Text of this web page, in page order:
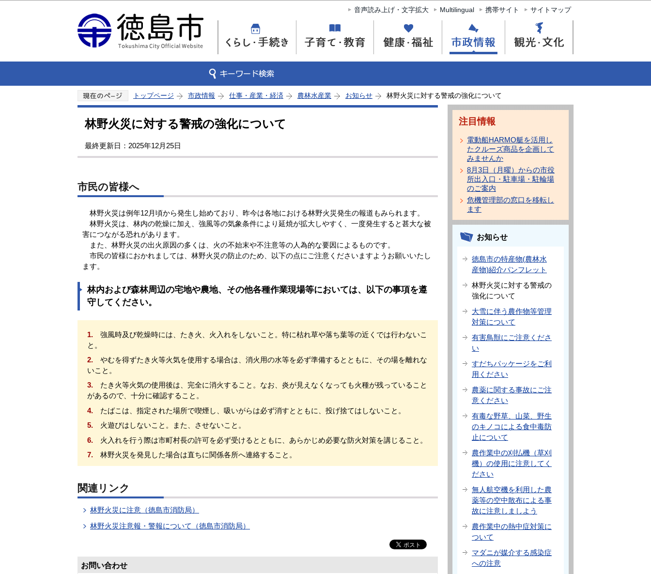
このページの本文へ移動
音声読み上げ・文字拡大 Multilingual 携帯サイト サイトマップ
トップページ 市政情報 仕事・産業・経済 農林水産業 お知らせ 林野火災に対する警戒の強化について
林野火災に対する警戒の強化について
最終更新日：2025年12月25日
市民の皆様へ
林野火災は例年12月頃から発生し始めており、昨今は各地における林野火災発生の報道もみられます。
林野火災は、林内の乾燥に加え、強風等の気象条件により延焼が拡大しやすく、一度発生すると甚大な被
害につながる恐れがあります。
また、林野火災の出火原因の多くは、火の不始末や不注意等の人為的な要因によるものです。
市民の皆様におかれましては、林野火災の防止のため、以下の点にご注意くださいますようお願いいたし
ます。
林内および森林周辺の宅地や農地、その他各種作業現場等においては、以下の事項を遵
守してください。
1. 強風時及び乾燥時には、たき火、火入れをしないこと。特に枯れ草や落ち葉等の近くでは行わないこ
と。
2. やむを得ずたき火等火気を使用する場合は、消火用の水等を必ず準備するとともに、その場を離れな
いこと。
3. たき火等火気の使用後は、完全に消火すること。なお、炎が見えなくなっても火種が残っていること
があるので、十分に確認すること。
4. たばこは、指定された場所で喫煙し、吸いがらは必ず消すとともに、投げ捨てはしないこと。
5. 火遊びはしないこと。また、させないこと。
6. 火入れを行う際は市町村長の許可を必ず受けるとともに、あらかじめ必要な防火対策を講じること。
7. 林野火災を発見した場合は直ちに関係各所へ連絡すること。
関連リンク
林野火災に注意（徳島市消防局）
林野火災注意報・警報について（徳島市消防局）
お問い合わせ
注目情報
電動船HARMO艇を活用し
たクルーズ商品を企画して
みませんか
8月3日（月曜）からの市役
所出入口・駐車場・駐輪場
のご案内
危機管理部の窓口を移転し
ます
お知らせ
徳島市の特産物(農林水
産物)紹介パンフレット
林野火災に対する警戒の
強化について
大雪に伴う農作物等管理
対策について
有害鳥獣にご注意くださ
い
すだちパッケージをご利
用ください
農薬に関する事故にご注
意ください
有毒な野草、山菜、野生
のキノコによる食中毒防
止について
農作業中の刈払機（草刈
機）の使用に注意してく
ださい
無人航空機を利用した農
薬等の空中散布による事
故に注意しましよう
農作業中の熱中症対策に
ついて
マダニが媒介する感染症
への注意